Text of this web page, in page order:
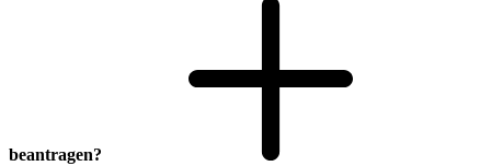
beantragen?